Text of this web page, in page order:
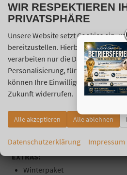
Abstandstempomat (Adaptive
Einparkhilfe vorne
360 Grad Kamera/Area View
6 Airbags
Fahrer Airbag
Beifahrer-Airbag ausschaltbar
Seiten-Airbags
EXTRAS:
Winterpaket
WIR RESPEKTIEREN
PRIVATSPHÄRE
Unsere Website setzt Cookies ein,
bereitzustellen. Hierbei
verarbeiten nur die Daten für
Personalisierung, für die Sie uns Ihr
können Ihre Einwilligung jederzeit
Zukunft widerrufen.
Alle akzeptieren Alle ablehnen
Datenschutzerklärung Impressum